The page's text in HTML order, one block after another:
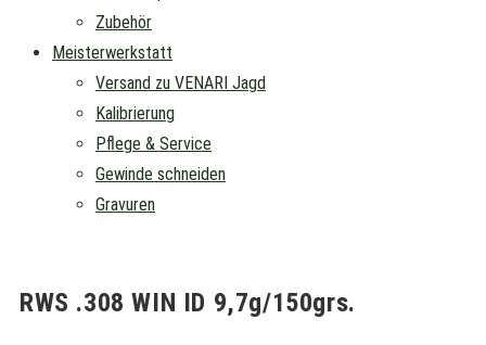
Zubehör
Meisterwerkstatt
Versand zu VENARI Jagd
Kalibrierung
Pflege & Service
Gewinde schneiden
Gravuren
RWS .308 WIN ID 9,7g/150grs.